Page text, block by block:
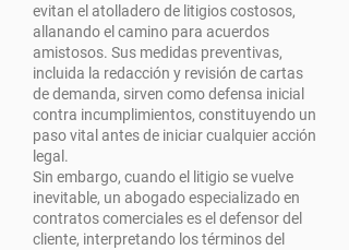
evitan el atolladero de litigios costosos,
allanando el camino para acuerdos
amistosos. Sus medidas preventivas,
incluida la redacción y revisión de cartas
de demanda, sirven como defensa inicial
contra incumplimientos, constituyendo un
paso vital antes de iniciar cualquier acción
legal.
Sin embargo, cuando el litigio se vuelve
inevitable, un abogado especializado en
contratos comerciales es el defensor del
cliente, interpretando los términos del